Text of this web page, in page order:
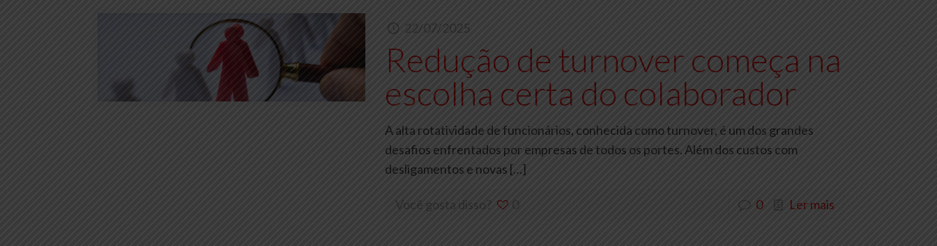
22/07/2025
Redução de turnover começa na
escolha certa do colaborador
A alta rotatividade de funcionários, conhecida como turnover, é um dos grandes
desafios enfrentados por empresas de todos os portes. Além dos custos com
desligamentos e novas […]
Você gosta disso? 0 0 Ler mais